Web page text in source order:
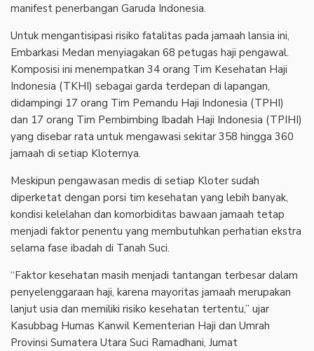
manifest penerbangan Garuda Indonesia.
Untuk mengantisipasi risiko fatalitas pada jamaah lansia ini,
Embarkasi Medan menyiagakan 68 petugas haji pengawal.
Komposisi ini menempatkan 34 orang Tim Kesehatan Haji
Indonesia (TKHI) sebagai garda terdepan di lapangan,
didampingi 17 orang Tim Pemandu Haji Indonesia (TPHI)
dan 17 orang Tim Pembimbing Ibadah Haji Indonesia (TPIHI)
yang disebar rata untuk mengawasi sekitar 358 hingga 360
jamaah di setiap Kloternya.
Meskipun pengawasan medis di setiap Kloter sudah
diperketat dengan porsi tim kesehatan yang lebih banyak,
kondisi kelelahan dan komorbiditas bawaan jamaah tetap
menjadi faktor penentu yang membutuhkan perhatian ekstra
selama fase ibadah di Tanah Suci.
“Faktor kesehatan masih menjadi tantangan terbesar dalam
penyelenggaraan haji, karena mayoritas jamaah merupakan
lanjut usia dan memiliki risiko kesehatan tertentu,” ujar
Kasubbag Humas Kanwil Kementerian Haji dan Umrah
Provinsi Sumatera Utara Suci Ramadhani, Jumat